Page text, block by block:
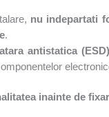
nu indepartati
.
antistatica
inainte de